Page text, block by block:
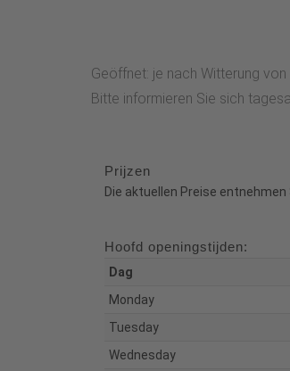
Geöffnet: je nach Witterung
Bitte informieren Sie sich
Prijzen
Die aktuellen Preise
Hoofd openingstijden:
Dag
Monday
Tuesday
Wednesday